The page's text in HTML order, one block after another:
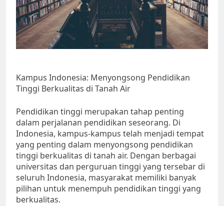
Kampus Indonesia: Menyongsong Pendidikan
Tinggi Berkualitas di Tanah Air
Pendidikan tinggi merupakan tahap penting
dalam perjalanan pendidikan seseorang. Di
Indonesia, kampus-kampus telah menjadi tempat
yang penting dalam menyongsong pendidikan
tinggi berkualitas di tanah air. Dengan berbagai
universitas dan perguruan tinggi yang tersebar di
seluruh Indonesia, masyarakat memiliki banyak
pilihan untuk menempuh pendidikan tinggi yang
berkualitas.